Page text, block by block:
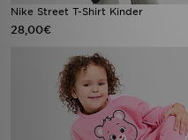
Nike Street T-Shirt Kinder
28,00€